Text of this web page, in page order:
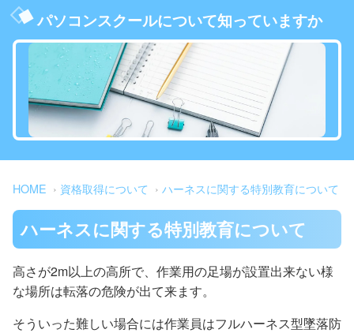
パソコンスクールについて知っていますか
HOME 資格取得について ハーネスに関する特別教育について
ハーネスに関する特別教育について
高さが2m以上の高所で、作業用の足場が設置出来ない様
な場所は転落の危険が出て来ます。
そういった難しい場合には作業員はフルハーネス型墜落防